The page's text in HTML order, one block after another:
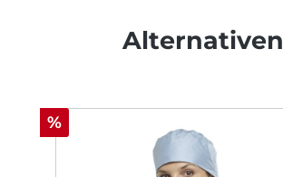
Produktgalerie überspringen
Alternativen
Rabatt
%